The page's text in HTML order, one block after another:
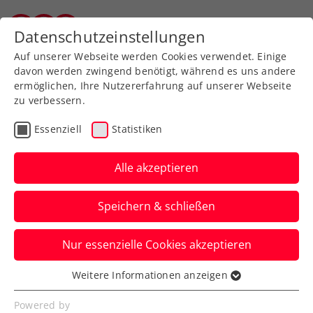
Zurück zur Newsübersicht
Turniere
Danube Upper Austria
Open powered by SKE:
Neumayer verpasst Finale
Der Ex-Weltranglisten-36. Roman Safiullin
wird dem ÖTV-Ass beim ATP-Challenger
in Mauthausen zum Verhängnis.
Verfasst von: Presseaussendung / Redaktion, 02.05.2026
Datenschutzeinstellungen
Auf unserer Webseite werden Cookies verwendet. Einige
davon werden zwingend benötigt, während es uns andere
ermöglichen, Ihre Nutzererfahrung auf unserer Webseite
zu verbessern.
Essenziell Statistiken
Alle akzeptieren
Speichern & schließen
Nur essenzielle Cookies akzeptieren
Essenziell
Essenzielle Cookies werden für grundlegende
Weitere Informationen anzeigen
Powered by